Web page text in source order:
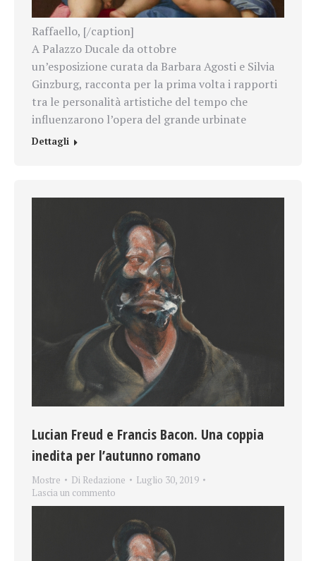
Raffaello, [/caption]
A Palazzo Ducale da ottobre
un’esposizione curata da Barbara Agosti e Silvia
Ginzburg, racconta per la prima volta i rapporti
tra le personalità artistiche del tempo che
influenzarono l’opera del grande urbinate
Dettagli
Lucian Freud e Francis Bacon. Una coppia
inedita per l’autunno romano
Mostre Di Redazione
Luglio 30, 2019
Lascia un commento